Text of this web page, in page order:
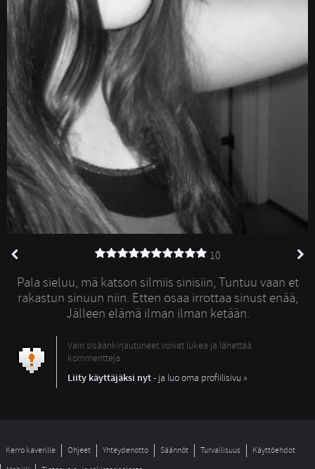
10
Pala sieluu, mä katson silmiis sinisiin, Tuntuu vaan et
rakastun sinuun niin. Etten osaa irrottaa sinust enää,
Jälleen elämä ilman ilman ketään.
Vain sisäänkirjautuneet voivat lukea ja lähettää
kommentteja.
Liity käyttäjäksi nyt- ja luo oma profiilisivu »
Kerro kaverille Ohjeet Yhteydenotto Säännöt Turvallisuus
Käyttöehdot